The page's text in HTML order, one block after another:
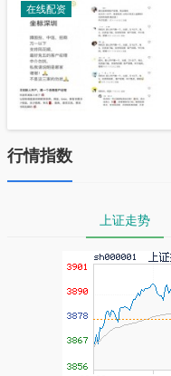
在线配资
行情指数
上证走势